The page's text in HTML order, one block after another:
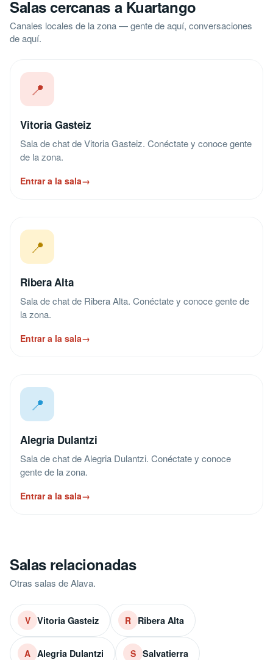
Salas cercanas a Kuartango
Canales locales de la zona — gente de aquí, conversaciones
de aquí.
📍
Vitoria Gasteiz
Sala de chat de Vitoria Gasteiz. Conéctate y conoce gente
de la zona.
Entrar a la sala→
📍
Ribera Alta
Sala de chat de Ribera Alta. Conéctate y conoce gente de
la zona.
Entrar a la sala→
📍
Alegria Dulantzi
Sala de chat de Alegria Dulantzi. Conéctate y conoce
gente de la zona.
Entrar a la sala→
Salas relacionadas
Otras salas de Alava.
V Vitoria Gasteiz R Ribera Alta
A Alegria Dulantzi S Salvatierra